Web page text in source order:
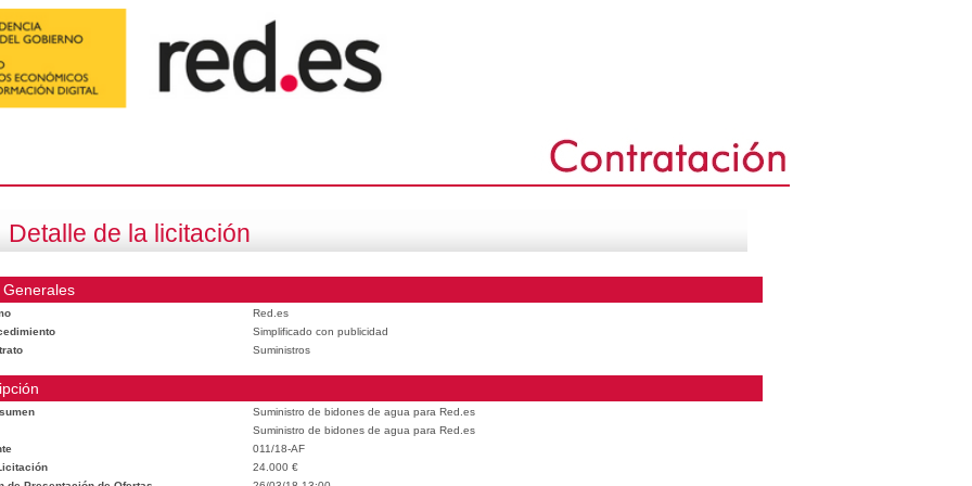
Detalle de la licitación
Red.es
Simplificado con publicidad
Suministros
Suministro de bidones de agua para Red.es
Suministro de bidones de agua para Red.es
011/18-AF
24.000 €